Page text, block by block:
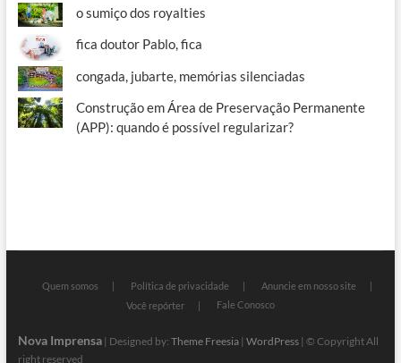
o sumiço dos royalties
fica doutor Pablo, fica
congada, jubarte, memórias silenciadas
Construção em Área de Preservação Permanente
(APP): quando é possível regularizar?
Quem somos Política de privacidade
Anuncie em nosso site
Você repórter
Fale Conosco
Nova Imprensa| Designed by: Theme Freesia| WordPress| © Copyright All
right reserved